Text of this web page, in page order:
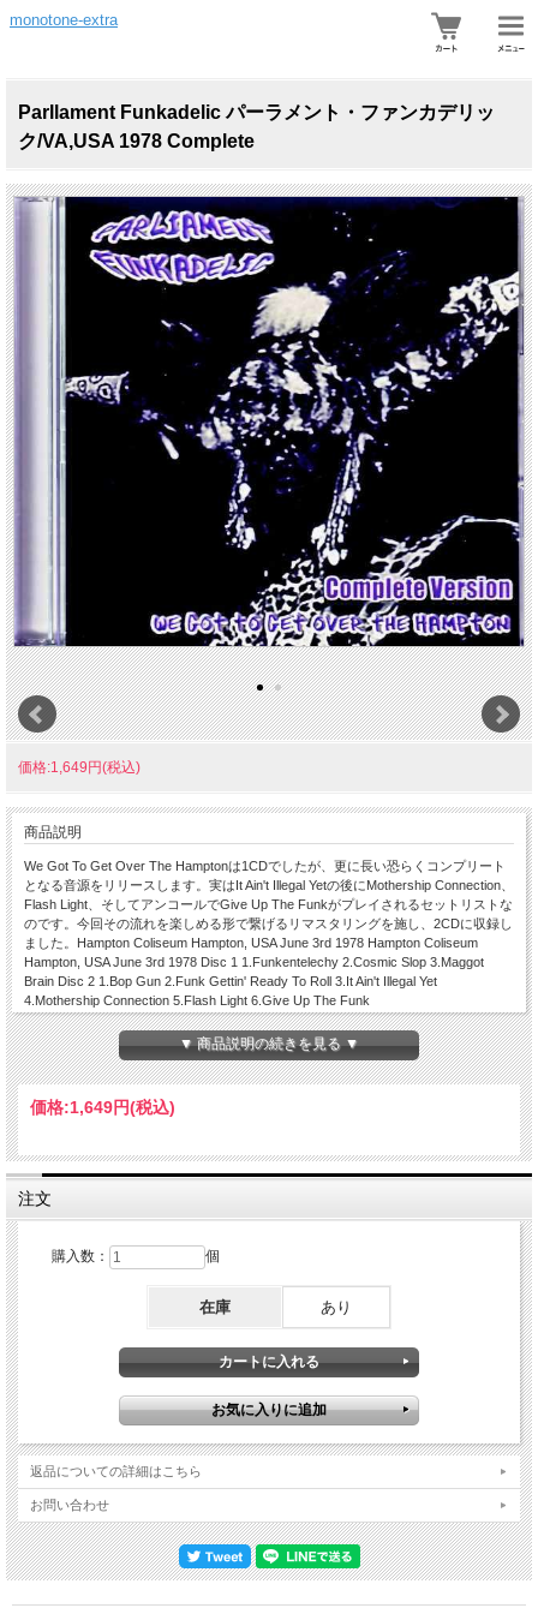
monotone-extra
Parllament Funkadelic パーラメント・ファンカデリッ
ク/VA,USA 1978 Complete
価格:1,649円(税込)
商品説明
We Got To Get Over The Hamptonは1CDでしたが、更に長い恐らくコンプリート
となる音源をリリースします。実はIt Ain't Illegal Yetの後にMothership Connection、
Flash Light、そしてアンコールでGive Up The Funkがプレイされるセットリストな
のです。今回その流れを楽しめる形で繋げるリマスタリングを施し、2CDに収録し
ました。Hampton Coliseum Hampton, USA June 3rd 1978 Hampton Coliseum
Hampton, USA June 3rd 1978 Disc 1 1.Funkentelechy 2.Cosmic Slop 3.Maggot
Brain Disc 2 1.Bop Gun 2.Funk Gettin' Ready To Roll 3.It Ain't Illegal Yet
4.Mothership Connection 5.Flash Light 6.Give Up The Funk
▼ 商品説明の続きを見る ▼
価格:1,649円(税込)
注文
購入数： 個
在庫 あり
返品についての詳細はこちら
お問い合わせ